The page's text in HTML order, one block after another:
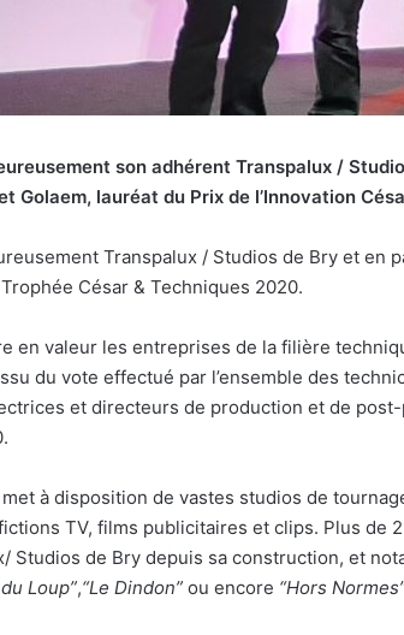
son adhérent Transpalux /
Golaem, lauréat du Prix de l’Innovation
Transpalux / Studios de Bry et en
César & Techniques 2020.
en valeur les entreprises de la filière
du vote effectué par l’ensemble des
et directeurs de production et de
à disposition de vastes studios de
TV, films publicitaires et clips. Plus de
Studios de Bry depuis sa construction, et
Loup”,“Le Dindon” ou encore “Hors